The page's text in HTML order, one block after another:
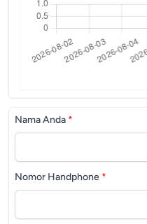
Nama Anda *
Nomor Handphone *